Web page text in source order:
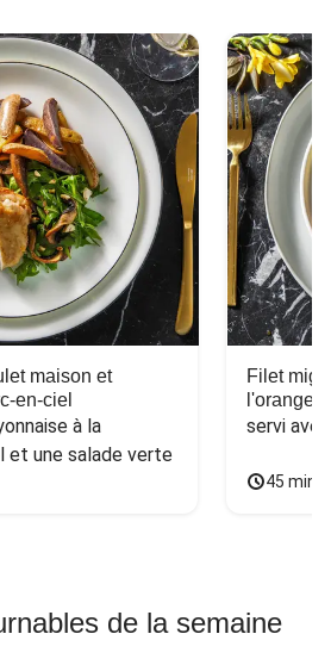
maison et
en-ciel
à la
et une salade verte
Filet
l'orange
servi
45
de la semaine